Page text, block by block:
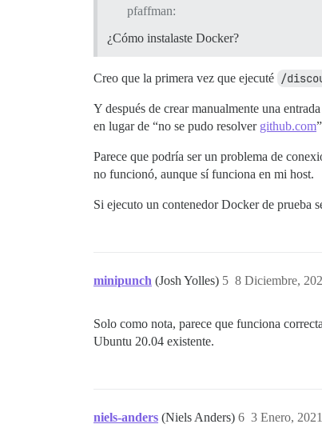
pfaffman:
¿Cómo instalaste Docker?
Creo que la primera vez que ejecuté /
Y después de crear manualmente una
en lugar de “no se pudo resolver github.com
Parece que podría ser un problema de
no funcionó, aunque sí funciona en mi host.
Si ejecuto un contenedor Docker de prueba
minipunch (Josh Yolles) 8 Diciembre,
5
Solo como nota, parece que funciona
Ubuntu 20.04 existente.
niels-anders (Niels Anders) 3 Enero,
6